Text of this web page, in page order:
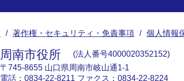
著作権・セキュリティ・免責事項 個人情報
周南市役所
法人番号4000020352152
〒745-8655 山口県周南市岐山通1-1
電話：0834-22-8211 ファクス：0834-22-8224